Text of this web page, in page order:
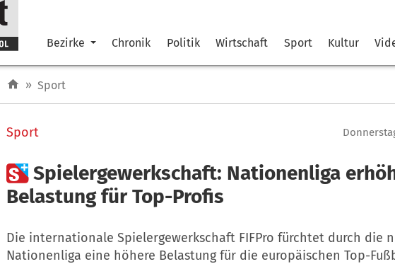
Bezirke Chronik Politik Wirtschaft Sport Kultur
» Sport
Sport
Spielergewerkschaft: Nationenliga
Belastung für Top-Profis
Die internationale Spielergewerkschaft FIFPro fürchtet durch die
Nationenliga eine höhere Belastung für die europäischen Top-